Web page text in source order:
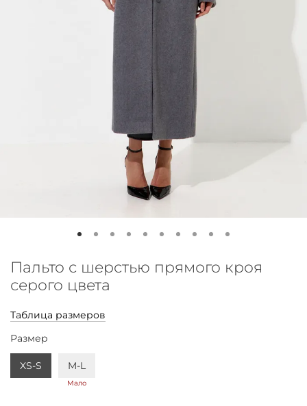
Пальто с шерстью прямого кроя
серого цвета
Таблица размеров
Размер
XS-S M-L
Мало